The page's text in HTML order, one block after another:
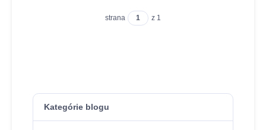
Kategórie blogu
strana z 1